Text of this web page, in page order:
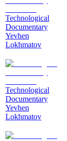
Technological
Documentary
Yevhen
Lokhmatov
Technological
Documentary
Yevhen
Lokhmatov